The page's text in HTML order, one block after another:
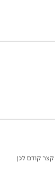
קודם לכן